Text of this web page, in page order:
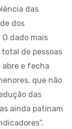
das
dos
dado mais
de pessoas
abre e fecha
que não
das
ainda patinam